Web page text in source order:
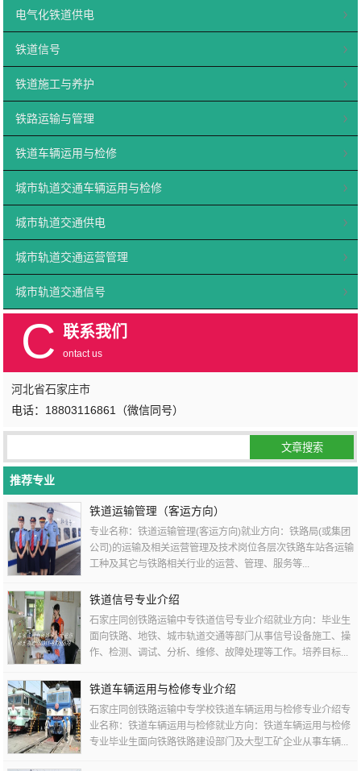
电气化铁道供电
铁道信号
铁道施工与养护
铁路运输与管理
铁道车辆运用与检修
城市轨道交通车辆运用与检修
城市轨道交通供电
城市轨道交通运营管理
城市轨道交通信号
C 联系我们
ontact us
河北省石家庄市
电话：18803116861（微信同号）
推荐专业
铁道运输管理（客运方向）
专业名称：铁道运输管理(客运方向)就业方向：铁路局(或集团
公司)的运输及相关运营管理及技术岗位各层次铁路车站各运输
工种及其它与铁路相关行业的运营、管理、服务等...
铁道信号专业介绍
石家庄同创铁路运输中专铁道信号专业介绍就业方向：毕业生
面向铁路、地铁、城市轨道交通等部门从事信号设备施工、操
作、检测、调试、分析、维修、故障处理等工作。培养目标...
铁道车辆运用与检修专业介绍
石家庄同创铁路运输中专学校铁道车辆运用与检修专业介绍专
业名称：铁道车辆运用与检修就业方向：铁道车辆运用与检修
专业毕业生面向铁路铁路建设部门及大型工矿企业从事车辆...